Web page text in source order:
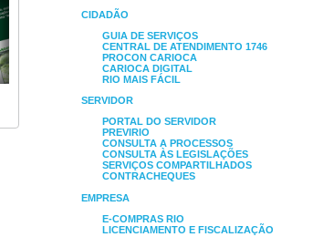
CIDADÃO
GUIA DE SERVIÇOS
CENTRAL DE ATENDIMENTO 1746
PROCON CARIOCA
CARIOCA DIGITAL
RIO MAIS FÁCIL
SERVIDOR
PORTAL DO SERVIDOR
PREVIRIO
CONSULTA A PROCESSOS
CONSULTA ÀS LEGISLAÇÕES
SERVIÇOS COMPARTILHADOS
CONTRACHEQUES
EMPRESA
E-COMPRAS RIO
LICENCIAMENTO E FISCALIZAÇÃO